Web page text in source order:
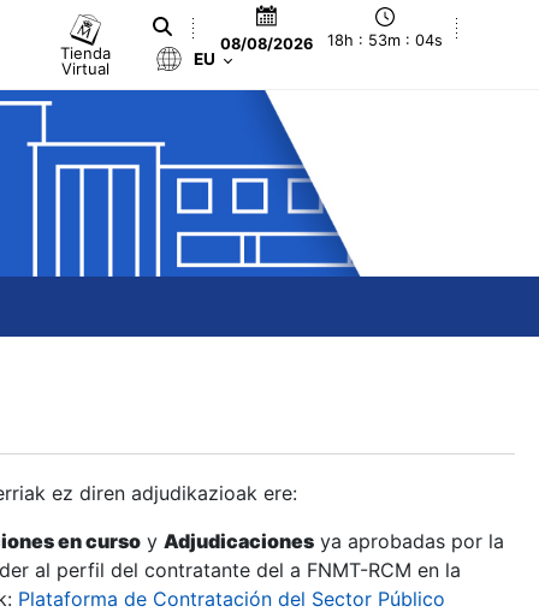
Tienda
Virtual
08/08/2026 18h : 53m : 05s
EU
ez diren adjudikazioak ere:
en curso y Adjudicaciones ya aprobadas por la
al perfil del contratante del a FNMT-RCM en la
Plataforma de Contratación del Sector Público